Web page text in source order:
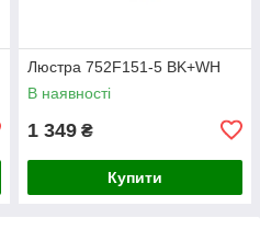
Люстра 752F151-5 BK+WH
В наявності
1 349 ₴
Купити